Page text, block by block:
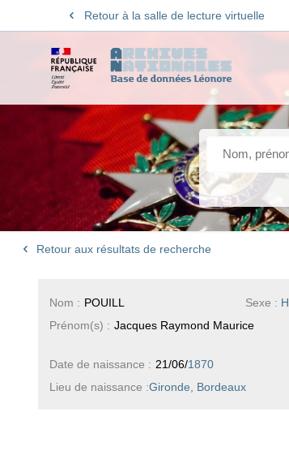
Retour à la salle de lecture virtuelle
Retour aux résultats de recherche
Sexe :
Nom : POUILL
Prénom(s) : Jacques Raymond Maurice
Date de naissance : 21/06/1870
Lieu de naissance :Gironde, Bordeaux